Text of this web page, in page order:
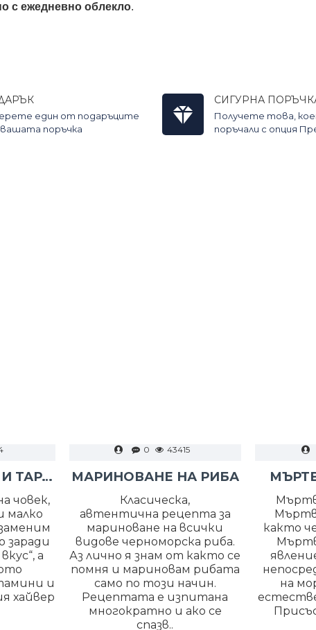
с ежедневно облекло.
един от подаръците
поръчка
СИГУРНА
Получете това,
поръчали с опция
РАЗБИТ ХАЙВЕР И ТАРАМА
човек,
малко
заради
а
и
хайвер
0 43415
МАРИНОВАНЕ НА РИБА
Класическа,
автентична рецепта за
мариноване на всички
видове черноморска риба.
Аз лично я знам от както се
помня и мариновам рибата
само по този начин.
Рецептата е изпитана
многократно и ако се
спазв..
както
на